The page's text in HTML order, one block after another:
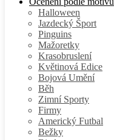
Halloween
Jazdecký Šport
Pinguins
Mažoretky
Krasobruslení
Květinová Edice
Bojová Umění
Běh
Zimní Sporty
Firmy
Americký Futbal
Bežky